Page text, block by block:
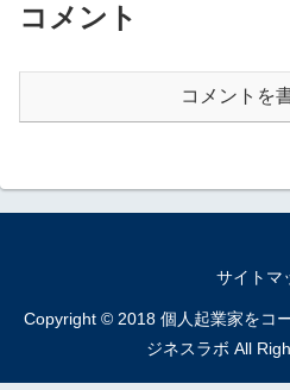
コメント
コメントを
サイトマ
Copyright © 2018 個人起業家をコ
ジネスラボ All